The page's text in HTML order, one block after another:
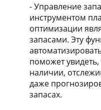
- Управление
инструментом
оптимизации
запасами. Эту
поможет увидеть,
наличии,
даже
запасах.